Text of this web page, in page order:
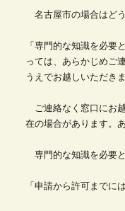
名古屋市の場合はど
「専門的な知識を必要
っては、あらかじめご
うえでお越しいただき
ご連絡なく窓口にお
在の場合があります。
専門的な知識を必要と
「申請から許可までに